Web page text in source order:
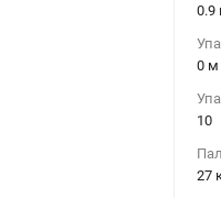
0.9
0 м
10
27